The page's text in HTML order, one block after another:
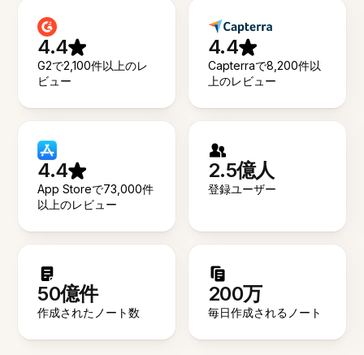
4.4
G2で2,100件以上のレ
ビュー
4.4
Capterraで8,200件以
上のレビュー
4.4
App Storeで73,000件
以上のレビュー
2.5億人
登録ユーザー
50億件
作成されたノート数
200万
毎日作成されるノート